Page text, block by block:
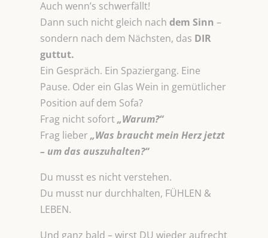
Auch wenn’s schwerfällt!
Dann such nicht gleich nachdem Sinn –
sondern nach dem Nächsten, das DIR
guttut.
Ein Gespräch. Ein Spaziergang. Eine
Pause. Oder ein Glas Wein in gemütlicher
Position auf dem Sofa?
Frag nicht sofort„Warum?“
Frag lieber„Was braucht mein Herz jetzt
– um das auszuhalten?“
Du musst es nicht verstehen.
Du musst nur durchhalten, FÜHLEN &
LEBEN.
Und ganz bald – wirst DU wieder aufrecht